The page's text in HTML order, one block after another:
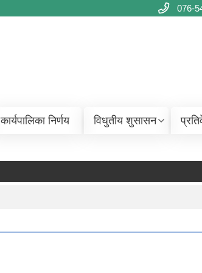
076-
कार्यपालिका निर्णय विधुतीय शुसासन